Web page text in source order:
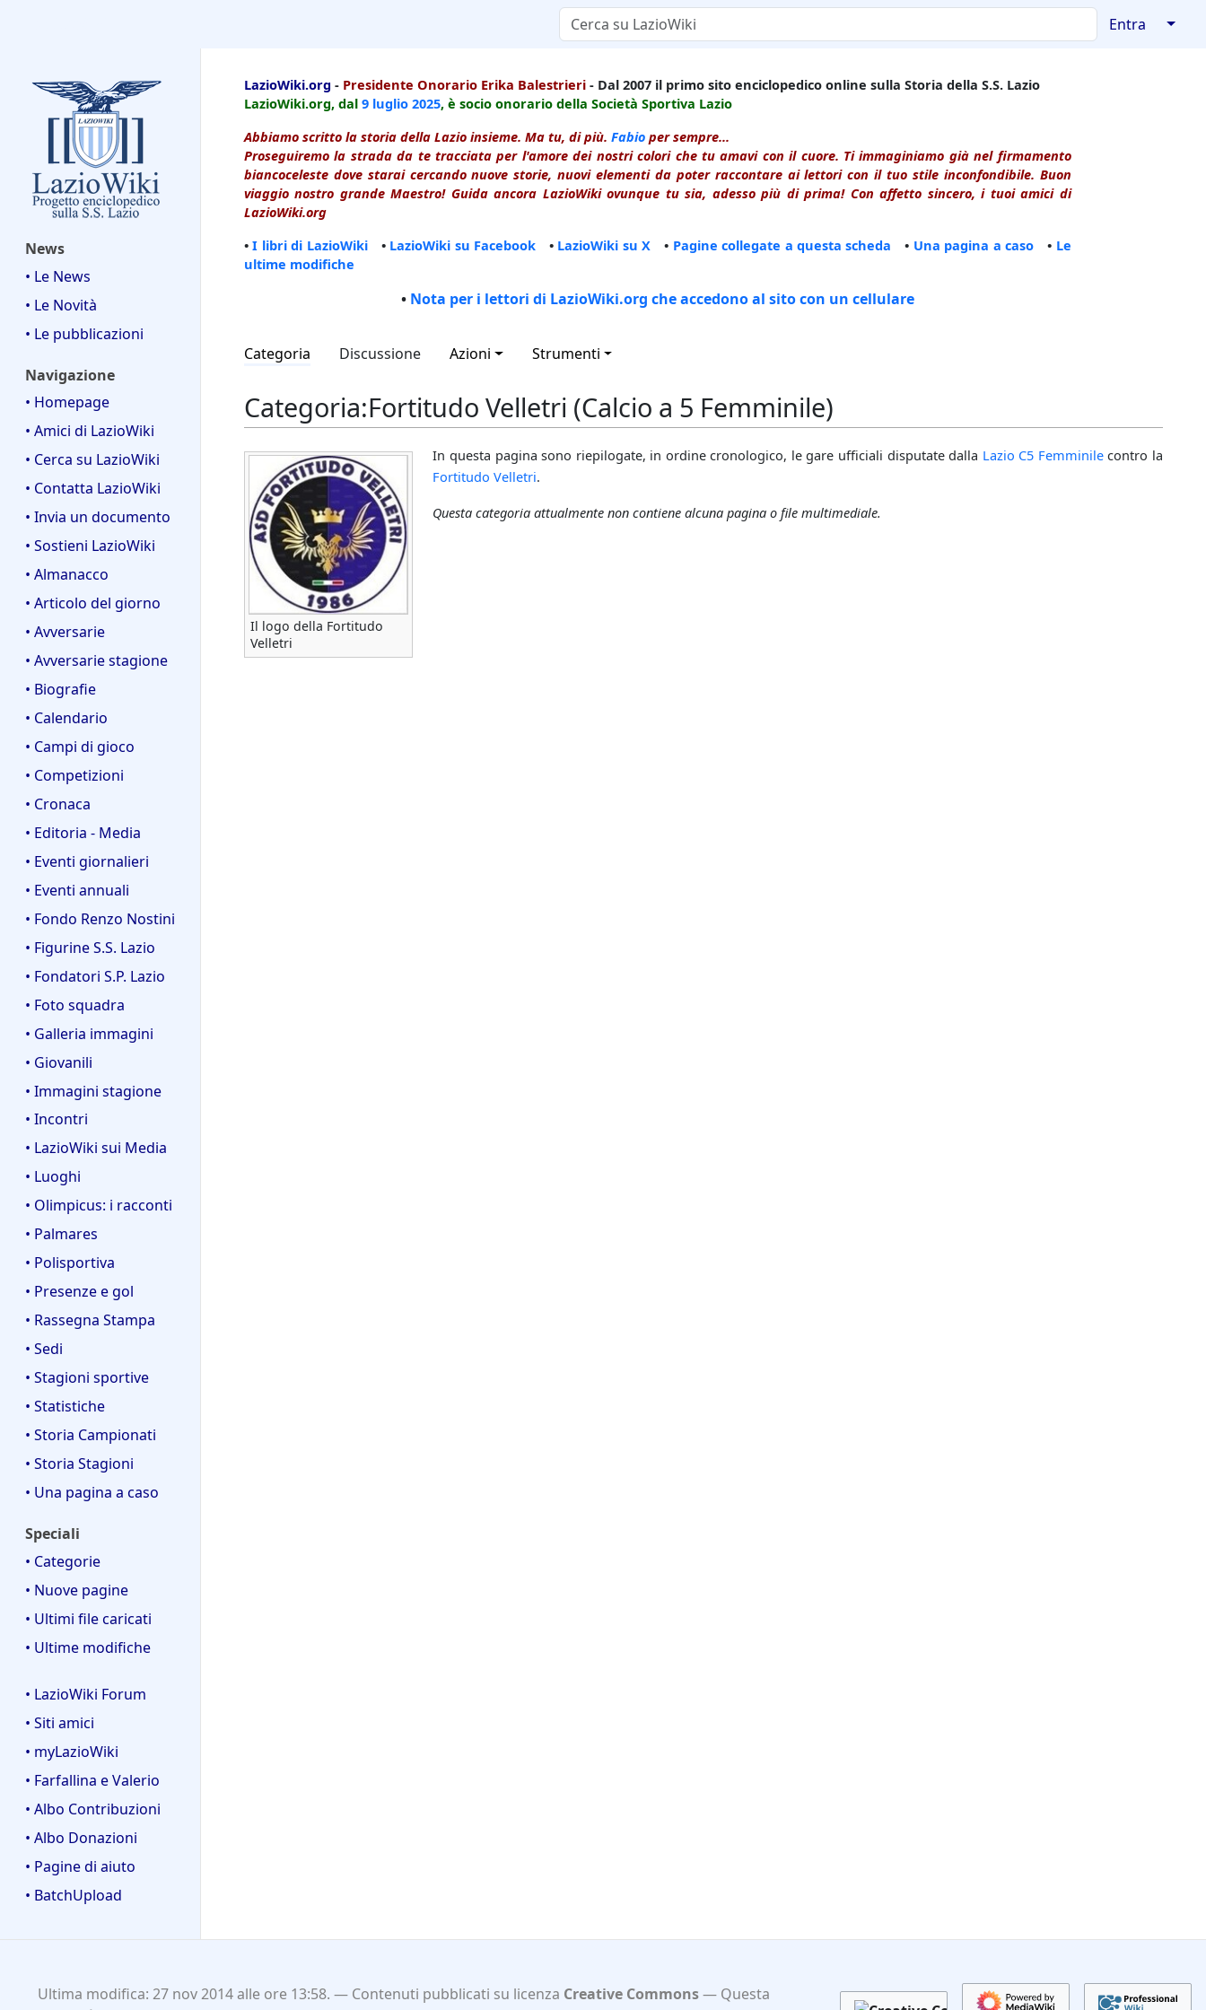
Entra ↓
News
• Le News
• Le Novità
• Le pubblicazioni
Navigazione
• Homepage
• Amici di LazioWiki
• Cerca su LazioWiki
• Contatta LazioWiki
• Invia un documento
• Sostieni LazioWiki
• Almanacco
• Articolo del giorno
• Avversarie
• Avversarie stagione
• Biografie
• Calendario
• Campi di gioco
• Competizioni
• Cronaca
• Editoria - Media
• Eventi giornalieri
• Eventi annuali
• Fondo Renzo Nostini
• Figurine S.S. Lazio
• Fondatori S.P. Lazio
• Foto squadra
• Galleria immagini
• Giovanili
• Immagini stagione
• Incontri
• LazioWiki sui Media
• Luoghi
• Olimpicus: i racconti
• Palmares
• Polisportiva
• Presenze e gol
• Rassegna Stampa
• Sedi
• Stagioni sportive
• Statistiche
• Storia Campionati
• Storia Stagioni
• Una pagina a caso
Speciali
• Categorie
• Nuove pagine
• Ultimi file caricati
• Ultime modifiche
• LazioWiki Forum
• Siti amici
• myLazioWiki
• Farfallina e Valerio
• Albo Contribuzioni
• Albo Donazioni
• Pagine di aiuto
• BatchUpload
LazioWiki.org - Presidente Onorario Erika Balestrieri - Dal 2007 il primo sito enciclopedico online sulla Storia della S.S. Lazio
LazioWiki.org, dal 9 luglio 2025, è socio onorario della Società Sportiva Lazio
Abbiamo scritto la storia della Lazio insieme. Ma tu, di più. Fabio per sempre...
Proseguiremo la strada da te tracciata per l'amore dei nostri colori che tu amavi con il cuore. Ti immaginiamo già nel firmamento
biancoceleste dove starai cercando nuove storie, nuovi elementi da poter raccontare ai lettori con il tuo stile inconfondibile. Buon
viaggio nostro grande Maestro! Guida ancora LazioWiki ovunque tu sia, adesso più di prima! Con affetto sincero, i tuoi amici di
LazioWiki.org
•I libri di LazioWiki• LazioWiki su Facebook • LazioWiki su X • Pagine collegate a questa scheda • Una pagina a caso • Le
ultime modifiche
• Nota per i lettori di LazioWiki.org che accedono al sito con un cellulare
Categoria Discussione Azioni Strumenti
Categoria:Fortitudo Velletri (Calcio a 5 Femminile)
Il logo della Fortitudo
Velletri
In questa pagina sono riepilogate, in ordine cronologico, le gare ufficiali disputate dalla Lazio C5 Femminilecontro la
Fortitudo Velletri.
Questa categoria attualmente non contiene alcuna pagina o file multimediale.
Ultima modifica: 27 nov 2014 alle ore 13:58. Contenuti pubblicati su licenza Creative Commons
Questa